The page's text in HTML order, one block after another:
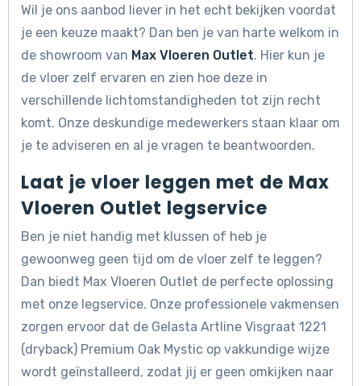
Wil je ons aanbod liever in het echt bekijken voordat
je een keuze maakt? Dan ben je van harte welkom in
de showroom van Max Vloeren Outlet. Hier kun je
de vloer zelf ervaren en zien hoe deze in
verschillende lichtomstandigheden tot zijn recht
komt. Onze deskundige medewerkers staan klaar om
je te adviseren en al je vragen te beantwoorden.
Laat je vloer leggen met de Max
Vloeren Outlet legservice
Ben je niet handig met klussen of heb je
gewoonweg geen tijd om de vloer zelf te leggen?
Dan biedt Max Vloeren Outlet de perfecte oplossing
met onze legservice. Onze professionele vakmensen
zorgen ervoor dat de Gelasta Artline Visgraat 1221
(dryback) Premium Oak Mystic op vakkundige wijze
wordt geïnstalleerd, zodat jij er geen omkijken naar